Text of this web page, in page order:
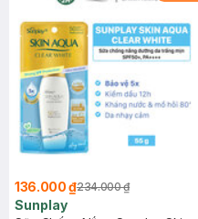
136.000 ₫234.000 ₫
Sunplay